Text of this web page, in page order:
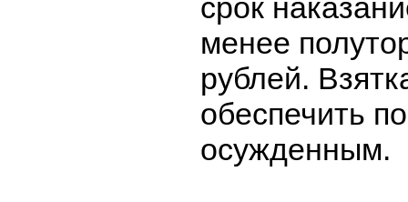
срок
менее
рублей.
обеспечить
осужденным.